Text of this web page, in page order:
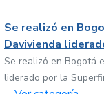
Se realizó en
Davivienda
Se realizó en Bogotá
liderado por la